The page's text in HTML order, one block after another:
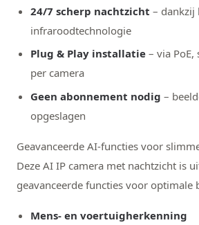
24/7 scherp nachtzicht – dankzij
infraroodtechnologie
Plug & Play installatie – via PoE,
per camera
Geen abonnement nodig –
opgeslagen
Geavanceerde AI-functies voor
Deze AI IP camera met nachtzicht is
geavanceerde functies voor optimale
Mens- en voertuigherkenning